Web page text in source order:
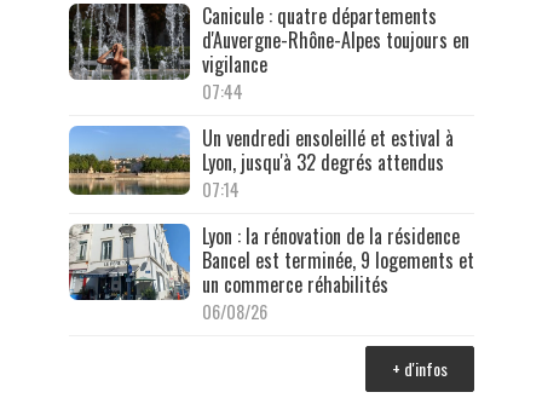
Canicule : quatre départements
d'Auvergne-Rhône-Alpes toujours en
vigilance
07:44
Un vendredi ensoleillé et estival à
Lyon, jusqu'à 32 degrés attendus
07:14
Lyon : la rénovation de la résidence
Bancel est terminée, 9 logements et
un commerce réhabilités
06/08/26
+ d'infos